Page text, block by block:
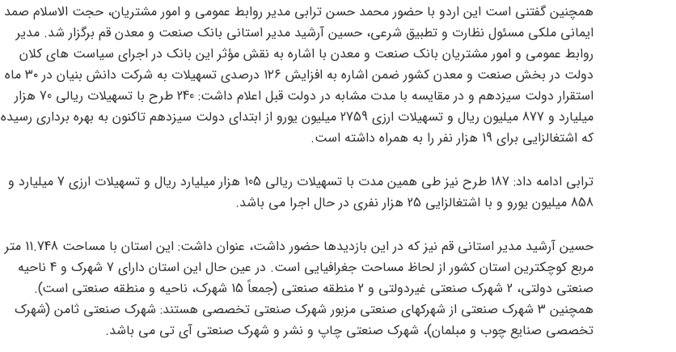
همچنین گفتنی است این اردو با حضور محمد حسن ترابی مدیر روابط عمومی و امور مشتریان، حجت الاسلام صمد
ایمانی ملکی مسئول نظارت و تطبیق شرعی، حسین آرشید مدیر استانی بانک صنعت و معدن قم برگزار شد. مدیر
روابط عمومی و امور مشتریان بانک صنعت و معدن با اشاره به نقش مؤثر این بانک در اجرای سیاست های کلان
دولت در بخش صنعت و معدن کشور ضمن اشاره به افزایش ۱۲۶ درصدی تسهیلات به شرکت دانش بنیان در ۳۰ ماه
استقرار دولت سیزدهم و در مقایسه با مدت مشابه در دولت قبل اعلام داشت: 240 طرح با تسهیلات ریالی 70 هزار
میلیارد و 877 میلیون ریال و تسهیلات ارزی 2759 میلیون یورو از ابتدای دولت سیزدهم تاکنون به بهره برداری رسیده
که اشتغالزایی برای 19 هزار نفر را به همراه داشته است.
ترابی ادامه داد: 187 طرح نیز طی همین مدت با تسهیلات ریالی 105 هزار میلیارد ریال و تسهیلات ارزی 7 میلیارد و
858 میلیون یورو و با اشتغالزایی 25 هزار نفری در حال اجرا می باشد.
حسین آرشید مدیر استانی قم نیز که در این بازدیدها حضور داشت، عنوان داشت: این استان با مساحت 11.748 متر
مربع کوچکترین استان کشور از لحاظ مساحت جغرافیایی است. در عین حال این استان دارای 7 شهرک و 4 ناحیه
صنعتی دولتی، 2 شهرک صنعتی غیردولتی و 2 منطقه صنعتی (جمعاً 15 شهرک، ناحیه و منطقه صنعتی است).
همچنین 3 شهرک صنعتی از شهرکهای صنعتی مزبور شهرک صنعتی تخصصی هستند: شهرک صنعتی ثامن (شهرک
تخصصی صنایع چوب و مبلمان)، شهرک صنعتی چاپ و نشر و شهرک صنعتی آی تی می باشد.